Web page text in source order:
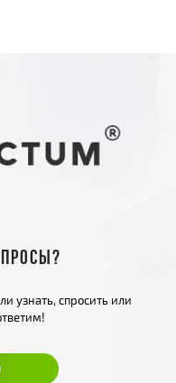
узнать, спросить или